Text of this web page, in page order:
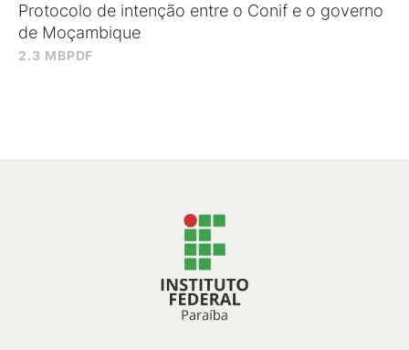
2.3 MBPDF
Protocolo de intenção entre o Conif e o governo
de Moçambique